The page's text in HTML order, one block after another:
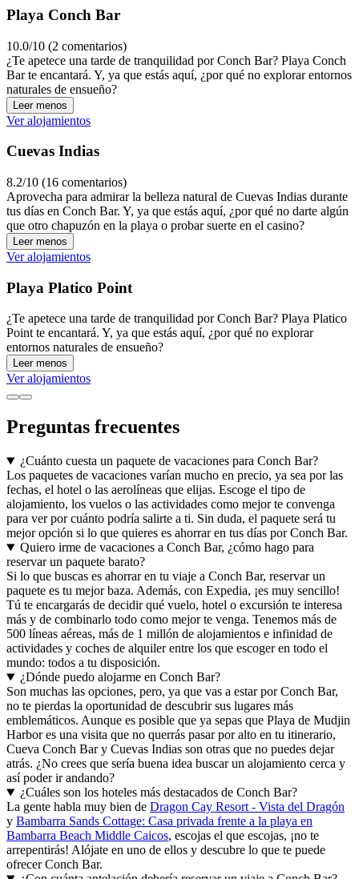
Playa Conch Bar
10.0/10 (2 comentarios)
¿Te apetece una tarde de tranquilidad por Conch Bar? Playa Conch
Bar te encantará. Y, ya que estás aquí, ¿por qué no explorar entornos
naturales de ensueño?
Leer menos
Ver alojamientos
Cuevas Indias
8.2/10 (16 comentarios)
Aprovecha para admirar la belleza natural de Cuevas Indias durante
tus días en Conch Bar. Y, ya que estás aquí, ¿por qué no darte algún
que otro chapuzón en la playa o probar suerte en el casino?
Leer menos
Ver alojamientos
Playa Platico Point
¿Te apetece una tarde de tranquilidad por Conch Bar? Playa Platico
Point te encantará. Y, ya que estás aquí, ¿por qué no explorar
entornos naturales de ensueño?
Leer menos
Ver alojamientos
Preguntas frecuentes
¿Cuánto cuesta un paquete de vacaciones para Conch Bar?
Los paquetes de vacaciones varían mucho en precio, ya sea por las
fechas, el hotel o las aerolíneas que elijas. Escoge el tipo de
alojamiento, los vuelos o las actividades como mejor te convenga
para ver por cuánto podría salirte a ti. Sin duda, el paquete será tu
mejor opción si lo que quieres es ahorrar en tus días por Conch Bar.
Quiero irme de vacaciones a Conch Bar, ¿cómo hago para
reservar un paquete barato?
Si lo que buscas es ahorrar en tu viaje a Conch Bar, reservar un
paquete es tu mejor baza. Además, con Expedia, ¡es muy sencillo!
Tú te encargarás de decidir qué vuelo, hotel o excursión te interesa
más y de combinarlo todo como mejor te venga. Tenemos más de
500 líneas aéreas, más de 1 millón de alojamientos e infinidad de
actividades y coches de alquiler entre los que escoger en todo el
mundo: todos a tu disposición.
¿Dónde puedo alojarme en Conch Bar?
Son muchas las opciones, pero, ya que vas a estar por Conch Bar,
no te pierdas la oportunidad de descubrir sus lugares más
emblemáticos. Aunque es posible que ya sepas que Playa de Mudjin
Harbor es una visita que no querrás pasar por alto en tu itinerario,
Cueva Conch Bar y Cuevas Indias son otras que no puedes dejar
atrás. ¿No crees que sería buena idea buscar un alojamiento cerca y
así poder ir andando?
¿Cuáles son los hoteles más destacados de Conch Bar?
La gente habla muy bien de Dragon Cay Resort - Vista del Dragón
y Bambarra Sands Cottage: Casa privada frente a la playa en
Bambarra Beach Middle Caicos, escojas el que escojas, ¡no te
arrepentirás! Alójate en uno de ellos y descubre lo que te puede
ofrecer Conch Bar.